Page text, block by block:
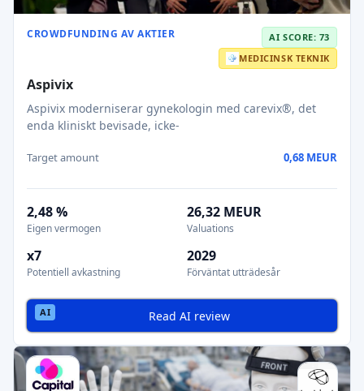
CROWDFUNDING AV AKTIER
AI SCORE: 73
MEDICINSK TEKNIK
Aspivix
Aspivix moderniserar gynekologin med carevix®, det
enda kliniskt bevisade, icke-
Target amount 0,68 MEUR
2,48 %
Eigen vermogen
26,32 MEUR
Valuations
x7
Potentiell avkastning
2029
Förväntat utträdesår
Read AI review